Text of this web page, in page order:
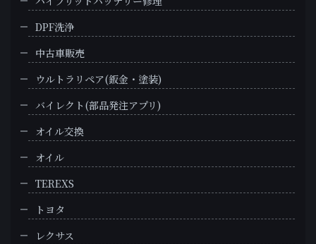
DPF洗浄
中古車販売
ウルトラリペア(鈑金・塗装)
バイレクト(部品発注アプリ)
オイル交換
オイル
TEREXS
トヨタ
レクサス